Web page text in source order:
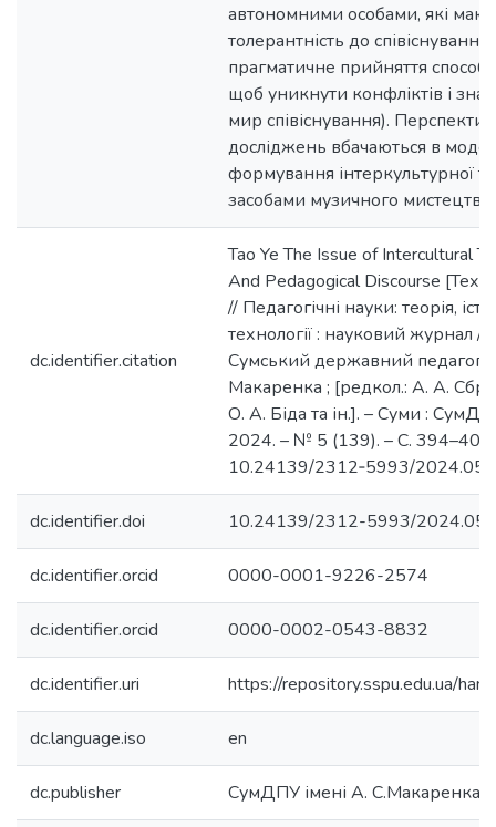
автономними особами, які
толерантність до
прагматичне прийняття
щоб уникнути конфліктів і
мир співіснування).
досліджень вбачаються в
формування інтеркультурної
засобами музичного мистецтва.
dc.identifier.citation
Tao Ye The Issue of Intercultural
And Pedagogical Discourse [Техt]
// Педагогічні науки: теорія,
технології : науковий журнал
Сумський державний
Макаренка ; [редкол.: А. А.
О. А. Біда та ін.]. – Суми :
2024. – № 5 (139). – С. 394–406.
10.24139/2312‐5993/
dc.identifier.doi 10.24139/2312-5993/
dc.identifier.orcid 0000-0001-9226-2574
dc.identifier.orcid 0000-0002-0543-8832
dc.identifier.uri https://repository.sspu.edu.ua/
dc.language.iso en
dc.publisher СумДПУ імені А. С.Макаренка